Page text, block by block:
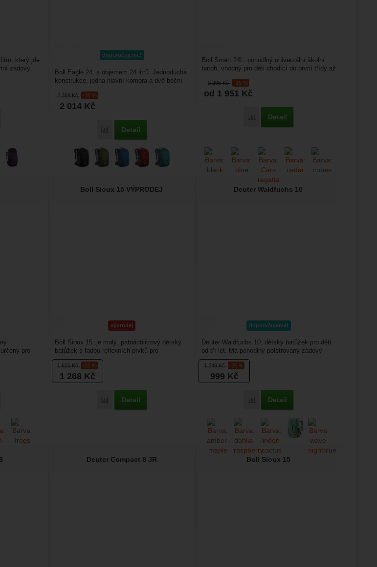
22-30' k porovnání
který jde
zádový
doporučujeme!
2 369Kč -15 %
2 014 Kč
Přidat 'Boll Eagle 24' k porovnání
Detail
Boll Eagle 24: s objemem 24 litrů. Jednoduchá
konstrukce, jedna hlavní komora a dvě boční
2 295Kč -15 %
od 1 951 Kč
Přidat 'Boll Smart 24' k porovnání
Detail
Boll Smart 24L: pohodlný univerzální školní
batoh, vhodný pro děti chodící do první třídy až
12' k porovnání
pro
Boll Sioux 15 VÝPRODEJ
výprodej
1 625Kč -22 %
1 268 Kč
Přidat 'Boll Sioux 15 VÝPRODEJ' k porovnání
Detail
Boll Sioux 15: je malý, patnáctilitrový dětský
batůžek s řadou reflexních prvků pro
všestranné využití...
Deuter Waldfuchs 10
doporučujeme!
1 249Kč -20 %
999 Kč
Přidat 'Deuter Waldfuchs 10' k porovnání
Detail
Deuter Waldfuchs 10: dětský batůžek pro dětí
od tří let. Má pohodlný polstrovaný zádový
panel, měkké...
Deuter Compact 8 JR Boll Sioux 15